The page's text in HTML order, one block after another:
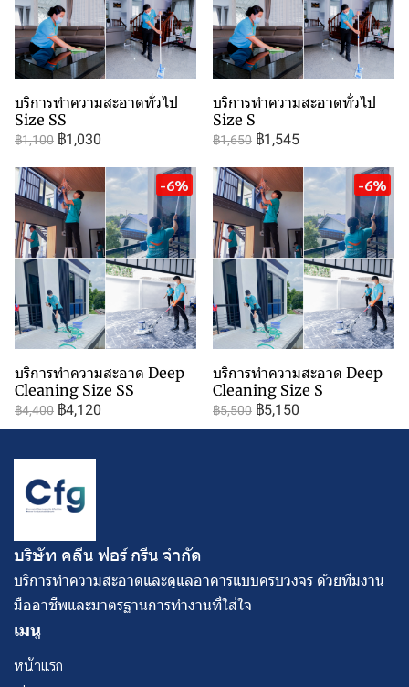
บริการทำความสะอาดทั่วไป
Size SS
฿1,100 ฿1,030
บริการทำความสะอาดทั่วไป
Size S
฿1,650 ฿1,545
-6%
บริการทำความสะอาด Deep
Cleaning Size SS
฿4,400 ฿4,120
-6%
บริการทำความสะอาด Deep
Cleaning Size S
฿5,500 ฿5,150
บริษัท คลีน ฟอร์ กรีน จํากัด
บริการทำความสะอาดและดูแลอาคารแบบครบวงจร ด้วยทีมงาน
มืออาชีพและมาตรฐานการทำงานที่ใส่ใจ
เมนู
หน้าแรก